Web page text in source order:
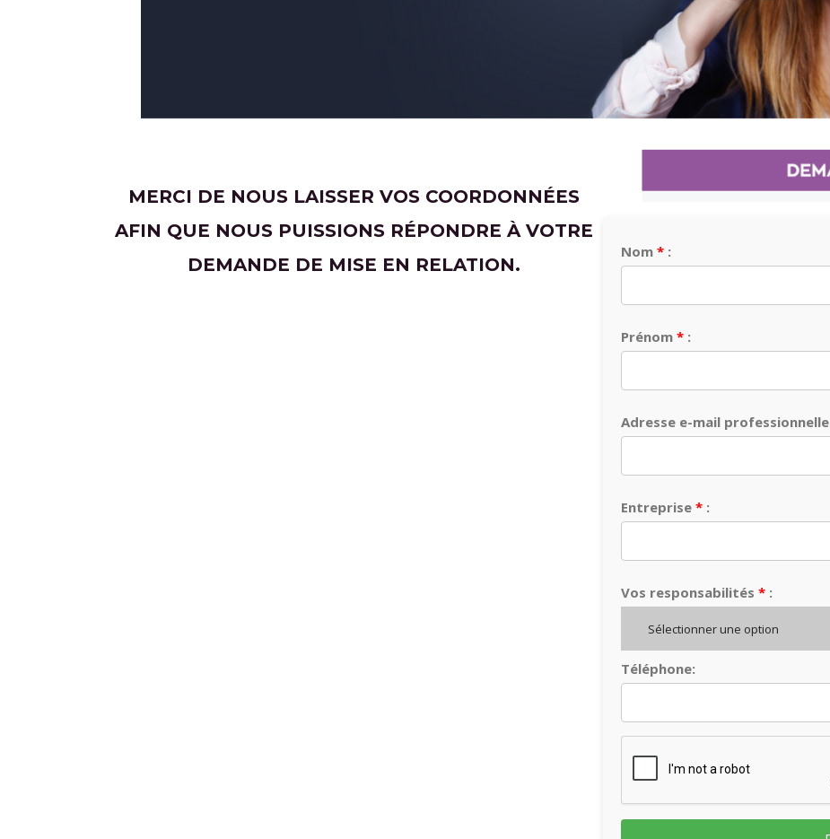
MERCI DE NOUS LAISSER VOS COORDONNÉES
AFIN QUE NOUS PUISSIONS RÉPONDRE À VOTRE
DEMANDE DE MISE EN RELATION.
Nom :
Prénom :
Adresse e-mail professionnelle
Entreprise :
Vos responsabilités :
Sélectionner une option
Téléphone: